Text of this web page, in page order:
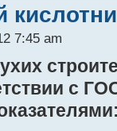
7:45 am
с